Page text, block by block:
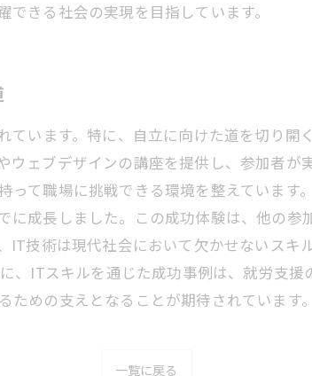
きる社会の実現を目指しています。
います。特に、自立に向けた道を切り開
ェブデザインの講座を提供し、参加者が
て職場に挑戦できる環境を整えています
成長しました。この成功体験は、他の
技術は現代社会において欠かせないスキ
、ITスキルを通じた成功事例は、就労支
めの支えとなることが期待されています。
一覧に戻る